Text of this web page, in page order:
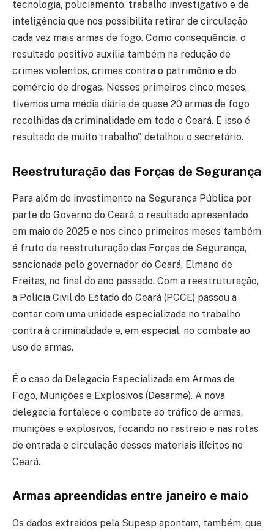
tecnologia, policiamento, trabalho investigativo e de
inteligência que nos possibilita retirar de circulação
cada vez mais armas de fogo. Como consequência, o
resultado positivo auxilia também na redução de
crimes violentos, crimes contra o patrimônio e do
comércio de drogas. Nesses primeiros cinco meses,
tivemos uma média diária de quase 20 armas de fogo
recolhidas da criminalidade em todo o Ceará. E isso é
resultado de muito trabalho”, detalhou o secretário.
Reestruturação das Forças de Segurança
Para além do investimento na Segurança Pública por
parte do Governo do Ceará, o resultado apresentado
em maio de 2025 e nos cinco primeiros meses também
é fruto da reestruturação das Forças de Segurança,
sancionada pelo governador do Ceará, Elmano de
Freitas, no final do ano passado. Com a reestruturação,
a Polícia Civil do Estado do Ceará (PCCE) passou a
contar com uma unidade especializada no trabalho
contra à criminalidade e, em especial, no combate ao
uso de armas.
É o caso da Delegacia Especializada em Armas de
Fogo, Munições e Explosivos (Desarme). A nova
delegacia fortalece o combate ao tráfico de armas,
munições e explosivos, focando no rastreio e nas rotas
de entrada e circulação desses materiais ilícitos no
Ceará.
Armas apreendidas entre janeiro e maio
Os dados extraídos pela Supesp apontam, também, que